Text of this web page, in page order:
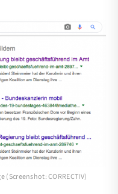
CORRECTIV)